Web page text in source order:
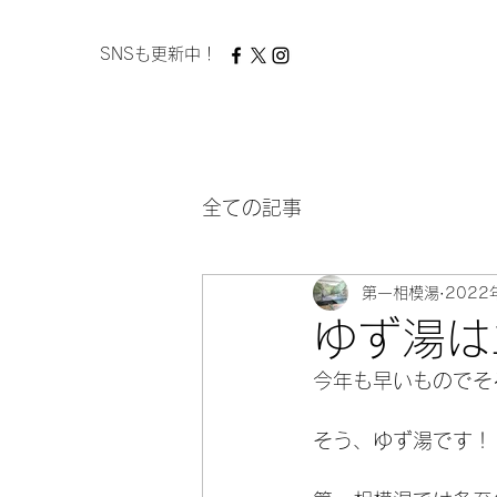
​ SNSも更新中！
全ての記事
ゆず湯は
第一相模湯 2022
今年も早いもので
そう、ゆず湯です！